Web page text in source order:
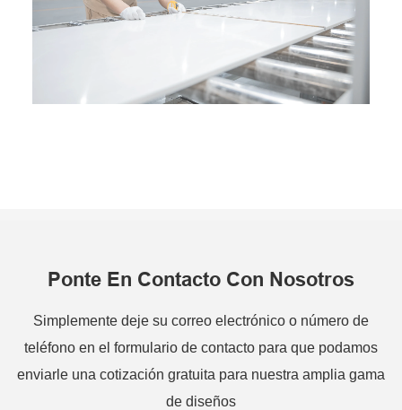
Ponte En Contacto Con Nosotros
Simplemente deje su correo electrónico o número de
teléfono en el formulario de contacto para que podamos
enviarle una cotización gratuita para nuestra amplia gama
de diseños